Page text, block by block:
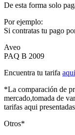
De esta forma solo
Por ejemplo:
Si contratas tu pago
Aveo
PAQ B 2009
Encuentra tu tarifa aqui
*La comparación de
mercado,tomada de
tarifas aqui
Otros*